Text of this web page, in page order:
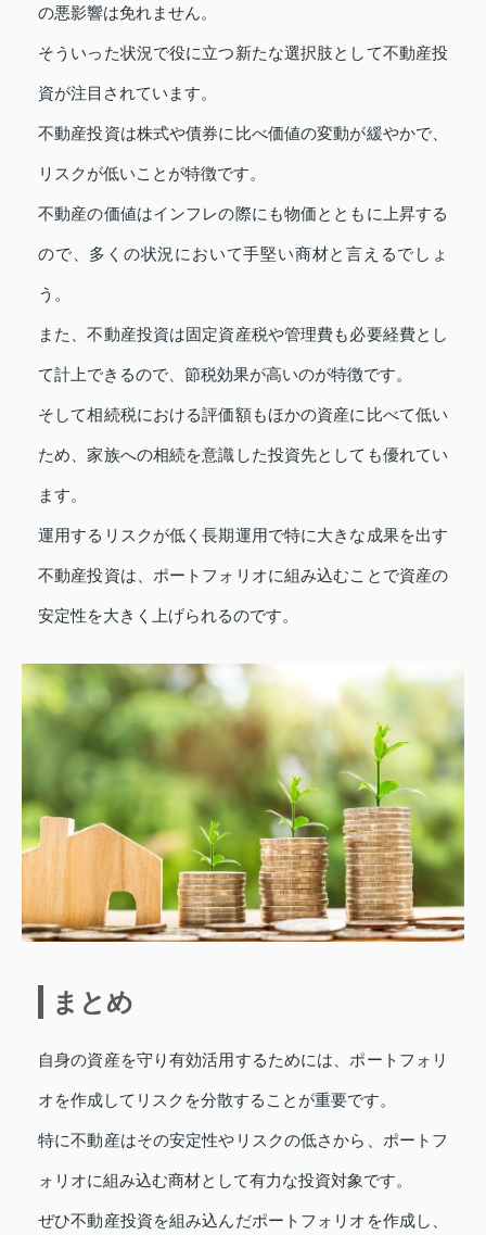
の悪影響は免れません。
そういった状況で役に立つ新たな選択肢として不動産投
資が注目されています。
不動産投資は株式や債券に比べ価値の変動が緩やかで、
リスクが低いことが特徴です。
不動産の価値はインフレの際にも物価とともに上昇する
ので、多くの状況において手堅い商材と言えるでしょ
う。
また、不動産投資は固定資産税や管理費も必要経費とし
て計上できるので、節税効果が高いのが特徴です。
そして相続税における評価額もほかの資産に比べて低い
ため、家族への相続を意識した投資先としても優れてい
ます。
運用するリスクが低く長期運用で特に大きな成果を出す
不動産投資は、ポートフォリオに組み込むことで資産の
安定性を大きく上げられるのです。
まとめ
自身の資産を守り有効活用するためには、ポートフォリ
オを作成してリスクを分散することが重要です。
特に不動産はその安定性やリスクの低さから、ポートフ
ォリオに組み込む商材として有力な投資対象です。
ぜひ不動産投資を組み込んだポートフォリオを作成し、